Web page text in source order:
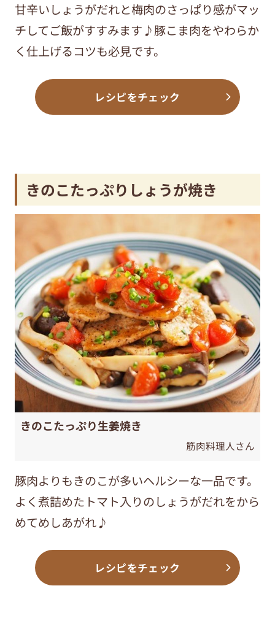
甘辛いしょうがだれと梅肉のさっぱり感がマッ
チしてご飯がすすみます♪豚こま肉をやわらか
く仕上げるコツも必見です。
レシピをチェック
きのこたっぷりしょうが焼き
きのこたっぷり生姜焼き
筋肉料理人さん
豚肉よりもきのこが多いヘルシーな一品です。
よく煮詰めたトマト入りのしょうがだれをから
めてめしあがれ♪
レシピをチェック